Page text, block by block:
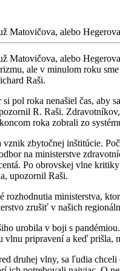
Matovičova, alebo
Matovičova, alebo
ale v minulom roku
Raši.
pol roka nenašiel čas, aby
R. Raši.
roka zobrali zo
zbytočnej inštitúcie.
na ministerstve
Po obrovskej vlne
upozornil Raši.
ministerstva,
zrušiť v našich
urobila v boji s
vlnu pripravení a keď
druhej vlny, sa ľudia